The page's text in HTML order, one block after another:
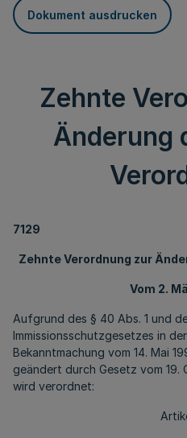
Dokument ausdrucken
Zehnte
Änderung
7129
Zehnte Verordnung zur
Vom 2.
Aufgrund des § 40 Abs. 1 und
Immissionsschutzgesetzes in
Bekanntmachung vom 14. Mai
geändert durch Gesetz vom 19.
wird verordnet: